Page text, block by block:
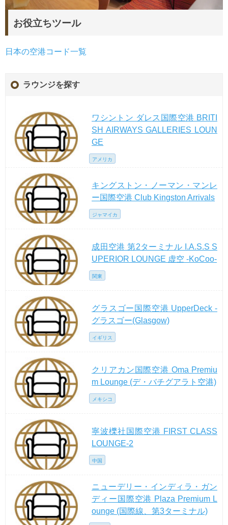
お役立ちツール
日本の空港コード一覧
ラウンジを探す
ワシントン ダレス国際空港 BRITI
SH AIRWAYS GALLERIES LOUN
GE
アメリカ
キングストン・ノーマン・マンレ
ー国際空港 Club Kingston Arrivals
ジャマイカ
成田空港 第2ターミナル I.A.S.S S
UPERIOR LOUNGE 虚空 -KoCoo-
関東
グラスゴー国際空港 UpperDeck -
グラスゴー(Glasgow)
イギリス
クリアカン国際空港 Oma Premiu
m Lounge (デ・バチグアラト空港)
メキシコ
寧波櫟社国際空港 FIRST CLASS
LOUNGE-2
中国
ニューデリー・インディラ・ガン
ディー国際空港 Plaza Premium L
ounge (国際線、第3ターミナル)